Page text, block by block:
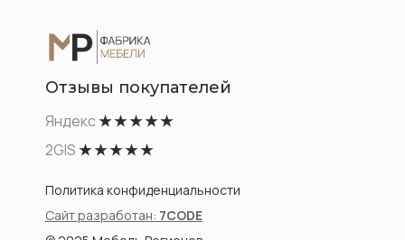
Политика конфиденциальности
Отзывы покупателей
Сайт разработан: 7CODE
Яндекс★ ★ ★ ★ ★
2GIS★ ★ ★ ★ ★